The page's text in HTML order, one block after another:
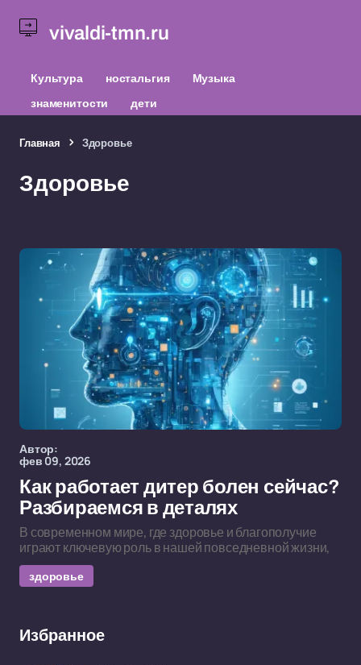
vivaldi-tmn.ru
Культура ностальгия
Музыка
знаменитости
дети
Главная Здоровье
Здоровье
Автор:
фев 09, 2026
Как работает дитер болен сейчас?
Разбираемся в деталях
В современном мире, где здоровье и благополучие
играют ключевую роль в нашей повседневной жизни,
здоровье
Избранное